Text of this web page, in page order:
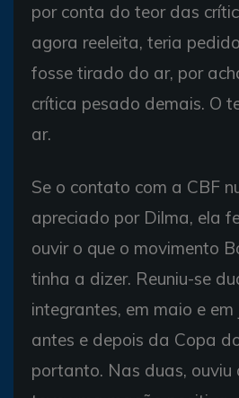
por conta do teor das
agora reeleita, teria
fosse tirado do ar, por
crítica pesado demais. O
ar.
Se o contato com a CBF
apreciado por Dilma, ela
ouvir o que o movimento
tinha a dizer. Reuniu-se
integrantes, em maio e
antes e depois da Copa
portanto. Nas duas, ouviu